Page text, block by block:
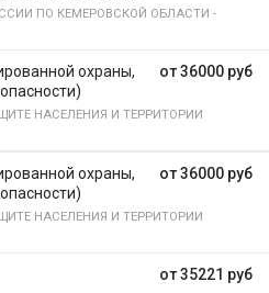
ПО КЕМЕРОВСКОЙ ОБЛАСТИ -
от 36000 руб
охраны,
НАСЕЛЕНИЯ И ТЕРРИТОРИИ
от 36000 руб
охраны,
НАСЕЛЕНИЯ И ТЕРРИТОРИИ
от 35221 руб